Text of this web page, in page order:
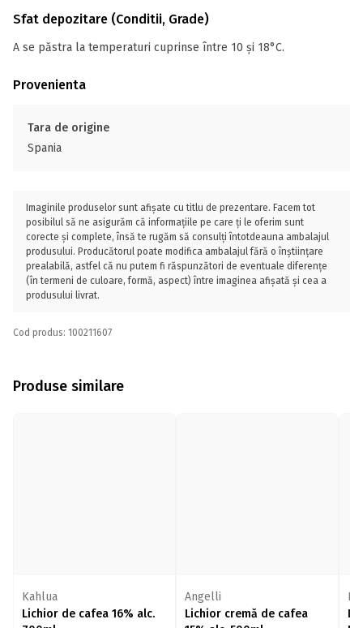
Sfat depozitare (Conditii, Grade)
A se păstra la temperaturi cuprinse între 10 și 18°C.
Provenienta
Tara de origine
Spania
Imaginile produselor sunt afișate cu titlu de prezentare. Facem tot
posibilul să ne asigurăm că informațiile pe care ți le oferim sunt
corecte și complete, însă te rugăm să consulți întotdeauna ambalajul
produsului. Producătorul poate modifica ambalajul fără o înștiințare
prealabilă, astfel că nu putem fi răspunzători de eventuale diferențe
(în termeni de culoare, formă, aspect) între imaginea afișată și cea a
produsului livrat.
Cod produs: 100211607
Produse similare
Kahlua
Lichior de cafea 16% alc.
Angelli
Lichior cremă de cafea